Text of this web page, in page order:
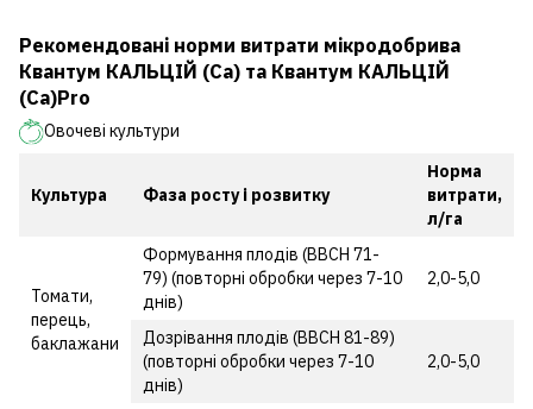
Рекомендовані норми витрати мікродобрива
Квантум КАЛЬЦІЙ (Са) та Квантум КАЛЬЦІЙ
(Са)Pro
Овочеві культури
Культура Фаза росту і розвитку
Норма
витрати,
л/га
Томати,
перець,
баклажани
Формування плодів (ВВСН 71-
79) (повторні обробки через 7-10
днів)
2,0-5,0
Дозрівання плодів (ВВСН 81-89)
(повторні обробки через 7-10
днів)
2,0-5,0